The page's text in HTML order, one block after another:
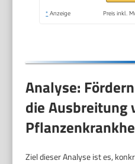
20)
* Anzeige Preis inkl.
Analyse:
die Ausbreitung
Ziel dieser Analyse ist es,